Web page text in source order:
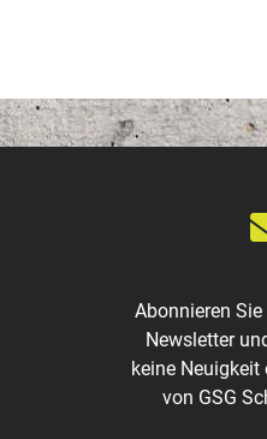
Abonnieren
Newsletter
keine Neuigkeit
von GSG